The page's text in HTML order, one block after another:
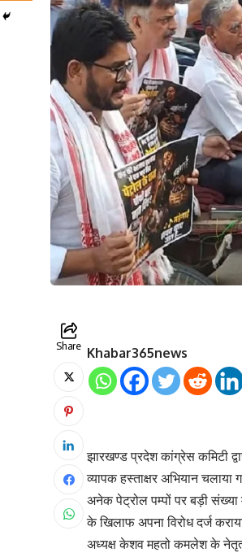
Share Khabar365news
झारखण्ड प्रदेश कांग्रेस कमिटी
व्यापक हस्ताक्षर अभियान
अनेक पेट्रोल पम्पों पर बड़ी संख्या
के खिलाफ अपना विरोध दर्ज
अध्यक्ष केशव महतो कमलेश के